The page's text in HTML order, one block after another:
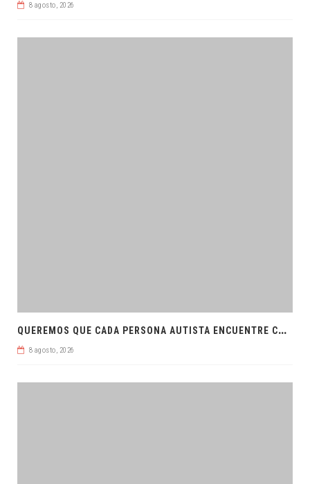
8 agosto, 2026
Q
UEREMOS QUE CADA PERSONA AUTISTA ENCUENTRE COMPRENSIÓN: JDM
8 agosto, 2026